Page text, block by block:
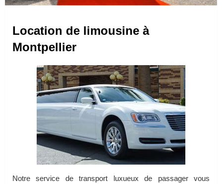
Location de limousine à
Montpellier
Notre service de transport luxueux de passager vous